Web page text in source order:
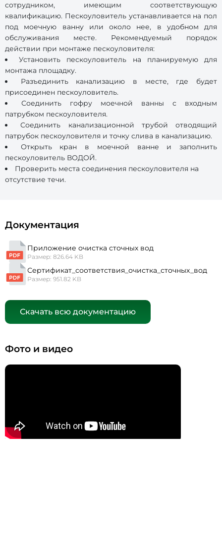
сотрудником, имеющим соответствующую
квалификацию. Пескоуловитель устанавливается на пол
под моечную ванну или около нее, в удобном для
обслуживания месте. Рекомендуемый порядок
действии при монтаже пескоуловителя:
Установить пескоуловитель на планируемую для
монтажа площадку.
Разъединить канализацию в месте, где будет
присоединен пескоуловитель.
Соединить гофру моечной ванны с входным
патрубком пескоуловителя.
Соединить канализационной трубой отводящий
патрубок пескоуловителя и точку слива в канализацию.
Открыть кран в моечной ванне и заполнить
пескоуловитель ВОДОЙ.
Проверить места соединения пескоуловителя на
отсутствие течи.
Документация
Приложение очистка сточных вод
Размер: 826.64 KB
Сертификат_соответствия_очистка_сточных_вод
Размер: 951.82 KB
Скачать всю документацию
Фото и видео